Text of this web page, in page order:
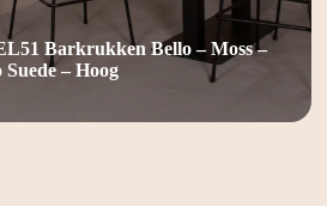
Barkrukken Bello – Moss –
– Hoog